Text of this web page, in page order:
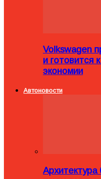
Volkswagen
и готовится
экономии
Автоновости
Архитектура